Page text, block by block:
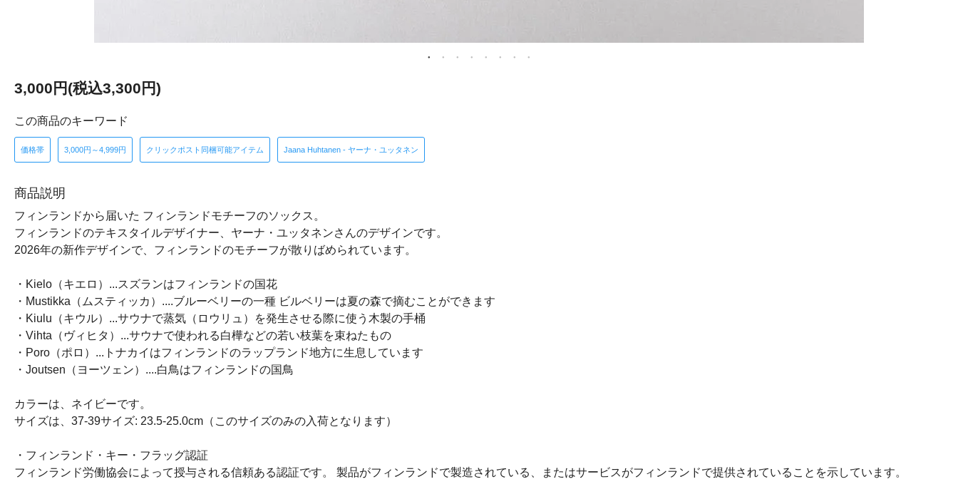
3,000円(税込3,300円)
この商品のキーワード
価格帯 3,000円～4,999円 クリックポスト同梱可能アイテム Jaana Huhtanen - ヤーナ・ユッタネン
商品説明
フィンランドから届いた フィンランドモチーフのソックス。
フィンランドのテキスタイルデザイナー、ヤーナ・ユッタネンさんのデザインです。
2026年の新作デザインで、フィンランドのモチーフが散りばめられています。
・Kielo（キエロ）...スズランはフィンランドの国花
・Mustikka（ムスティッカ）....ブルーベリーの一種 ビルベリーは夏の森で摘むことができます
・Kiulu（キウル）...サウナで蒸気（ロウリュ）を発生させる際に使う木製の手桶
・Vihta（ヴィヒタ）...サウナで使われる白樺などの若い枝葉を束ねたもの
・Poro（ポロ）...トナカイはフィンランドのラップランド地方に生息しています
・Joutsen（ヨーツェン）....白鳥はフィンランドの国鳥
カラーは、ネイビーです。
サイズは、37-39サイズ: 23.5-25.0cm（このサイズのみの入荷となります）
・フィンランド・キー・フラッグ認証
フィンランド労働協会によって授与される信頼ある認証です。 製品がフィンランドで製造されている、またはサービスがフィンランドで提供されていることを示しています。